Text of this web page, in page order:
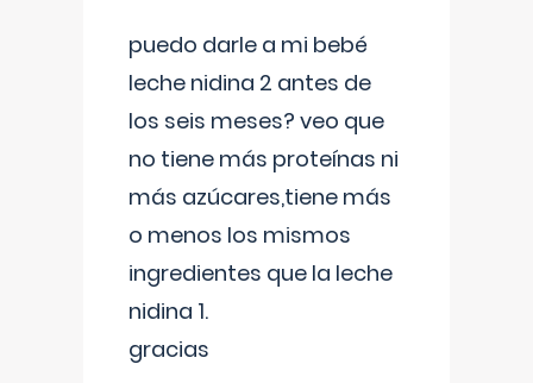
puedo darle a mi bebé
leche nidina 2 antes de
los seis meses? veo que
no tiene más proteínas ni
más azúcares,tiene más
o menos los mismos
ingredientes que la leche
nidina 1.
gracias